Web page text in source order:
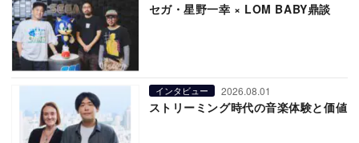
セガ・星野一幸 × LOM BABY鼎談
インタビュー 2026.08.01
ストリーミング時代の音楽体験と価値